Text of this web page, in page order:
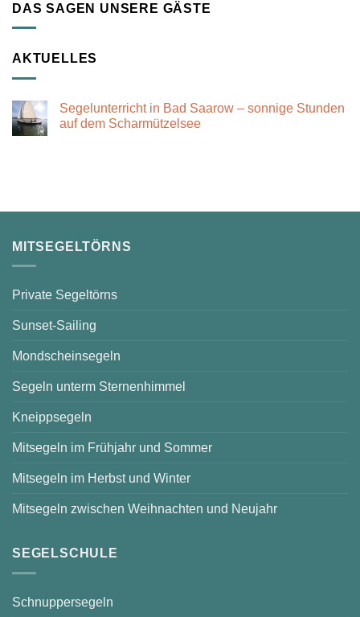
DAS SAGEN UNSERE GÄSTE
AKTUELLES
Segelunterricht in Bad Saarow – sonnige Stunden
auf dem Scharmützelsee
–
auf
dem
MITSEGELTÖRNS
Private Segeltörns
Sunset-Sailing
Mondscheinsegeln
Segeln unterm Sternenhimmel
Kneippsegeln
Mitsegeln im Frühjahr und Sommer
Mitsegeln im Herbst und Winter
Mitsegeln zwischen Weihnachten und Neujahr
SEGELSCHULE
Schnuppersegeln